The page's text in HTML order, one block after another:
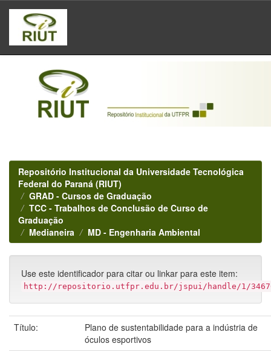
Skip
navigation
Repositório Institucional da Universidade Tecnológica
Federal do Paraná (RIUT)
GRAD - Cursos de Graduação
TCC - Trabalhos de Conclusão de Curso de
Graduação
Medianeira
MD - Engenharia Ambiental
Use este identificador para citar ou linkar para este item:
http://repositorio.utfpr.edu.br/jspui/handle/1/
Título:
Plano de sustentabilidade para a indústria de
óculos esportivos